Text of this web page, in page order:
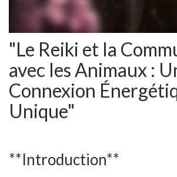
"Le Reiki et la
avec les Animaux :
Connexion
Unique"
**Introduction**